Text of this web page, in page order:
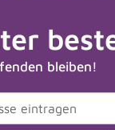
bleiben!